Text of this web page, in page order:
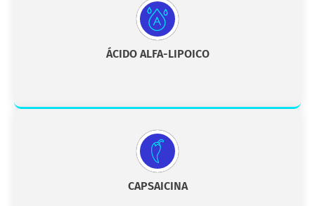
ÁCIDO ALFA-LIPOICO
CAPSAICINA